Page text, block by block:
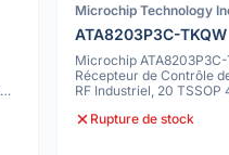
Microchip Technology
ATA8203P3C-TKQW
Microchip
Récepteur de Contrôle
RF Industriel, 20 TSSOP
Rupture de stock